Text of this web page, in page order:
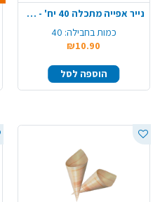
נייר אפייה מתכלה 40 יח' - חום
כמות בחבילה: 40
₪10.90
הוספה לסל